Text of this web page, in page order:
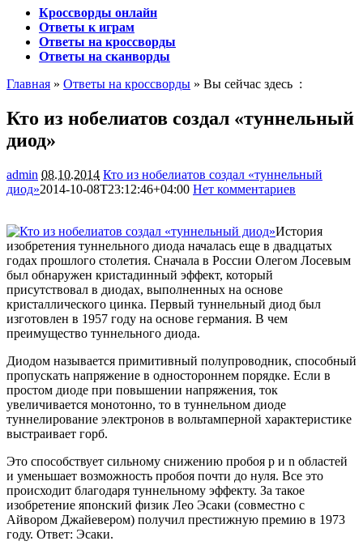
Кроссворды онлайн
Ответы к играм
Ответы на кроссворды
Ответы на сканворды
Главная » Ответы на кроссворды » Вы сейчас здесь :
Кто из нобелиатов создал «туннельный
диод»
admin 08.10.2014 Кто из нобелиатов создал «туннельный
диод»2014-10-08T23:12:46+04:00 Нет комментариев
История
изобретения туннельного диода началась еще в двадцатых
годах прошлого столетия. Сначала в России Олегом Лосевым
был обнаружен кристадинный эффект, который
присутствовал в диодах, выполненных на основе
кристаллического цинка. Первый туннельный диод был
изготовлен в 1957 году на основе германия. В чем
преимущество туннельного диода.
Диодом называется примитивный полупроводник, способный
пропускать напряжение в одностороннем порядке. Если в
простом диоде при повышении напряжения, ток
увеличивается монотонно, то в туннельном диоде
туннелирование электронов в вольтамперной характеристике
выстраивает горб.
Это способствует сильному снижению пробоя p и n областей
и уменьшает возможность пробоя почти до нуля. Все это
происходит благодаря туннельному эффекту. За такое
изобретение японский физик Лео Эсаки (совместно с
Айвором Джайевером) получил престижную премию в 1973
году. Ответ: Эсаки.